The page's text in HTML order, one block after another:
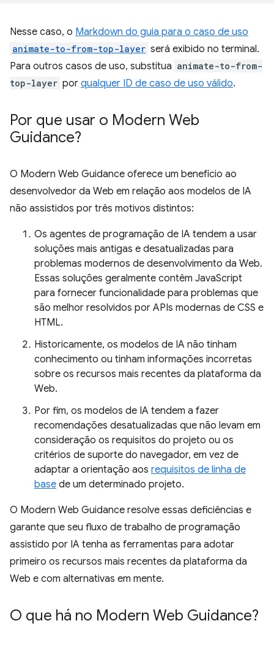
Nesse caso, o Markdown do guia para o caso de uso
animate-to-from-top-layer será exibido no terminal.
Para outros casos de uso, substitua animate-to-from-
top-layer por qualquer ID de caso de uso válido.
Por que usar o Modern Web
Guidance?
O Modern Web Guidance oferece um benefício ao
desenvolvedor da Web em relação aos modelos de IA
não assistidos por três motivos distintos:
Os agentes de programação de IA tendem a usar
soluções mais antigas e desatualizadas para
problemas modernos de desenvolvimento da Web.
Essas soluções geralmente contêm JavaScript
para fornecer funcionalidade para problemas que
são melhor resolvidos por APIs modernas de CSS e
HTML.
Historicamente, os modelos de IA não tinham
conhecimento ou tinham informações incorretas
sobre os recursos mais recentes da plataforma da
Web.
Por fim, os modelos de IA tendem a fazer
recomendações desatualizadas que não levam em
consideração os requisitos do projeto ou os
critérios de suporte do navegador, em vez de
adaptar a orientação aos requisitos de linha de
base de um determinado projeto.
O Modern Web Guidance resolve essas deficiências e
garante que seu fluxo de trabalho de programação
assistido por IA tenha as ferramentas para adotar
primeiro os recursos mais recentes da plataforma da
Web e com alternativas em mente.
O que há no Modern Web Guidance?